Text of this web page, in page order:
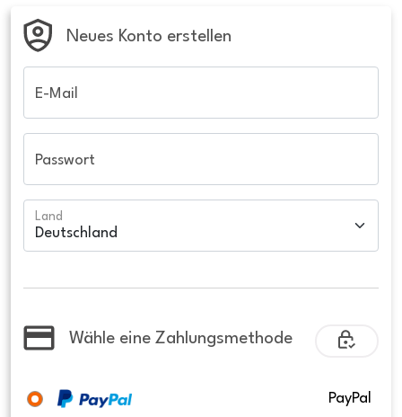
Neues Konto erstellen
E-Mail
Passwort
Land
Wähle eine Zahlungsmethode
PayPal